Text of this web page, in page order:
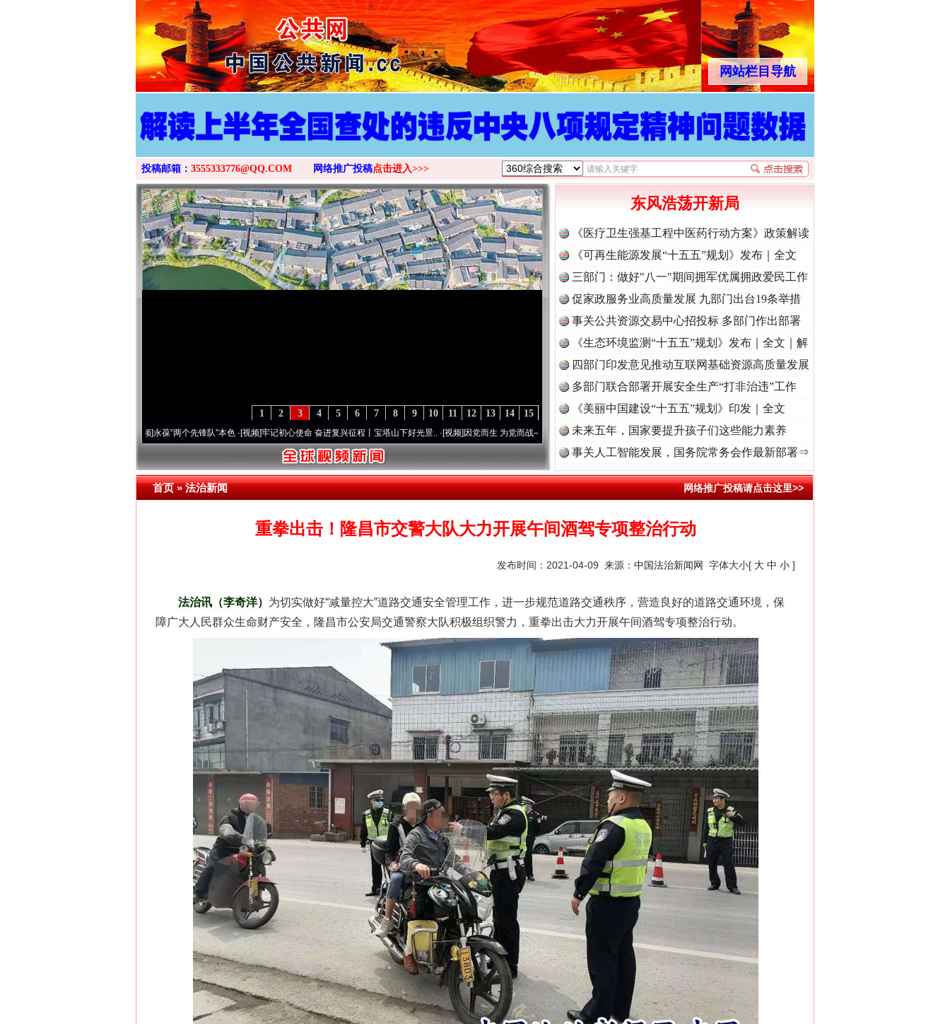
>
网站栏目导航
投稿邮箱： 3555333776@QQ.COM 网络推广投稿点击进入>>>
15
14
13
12
11
10
9
8
7
6
5
4
3
2
1
永葆“两个先锋队”本色·[视频]牢记初心使命 奋进复兴征程丨宝塔山下好光景..·[视频]因党而生 为党而战——百年“纪”事⑧加强纪律..·[视频]牢记初心使命 奋进复兴征程丨“转折之城”激荡..
东风浩荡开新局
《医疗卫生强基工程中医药行动方案》政策解读
《可再生能源发展“十五五”规划》发布｜全文
三部门：做好"八一"期间拥军优属拥政爱民工作
促家政服务业高质量发展 九部门出台19条举措
事关公共资源交易中心招投标 多部门作出部署
《生态环境监测“十五五”规划》发布｜全文｜解
读
四部门印发意见推动互联网基础资源高质量发展
多部门联合部署开展安全生产“打非治违”工作
《美丽中国建设“十五五”规划》印发｜全文
未来五年，国家要提升孩子们这些能力素养
事关人工智能发展，国务院常务会作最新部署⇒
首页»法治新闻 网络推广投稿请点击这里>>
重拳出击！隆昌市交警大队大力开展午间酒驾专项整治行动
发布时间：2021-04-09 来源： 中国法治新闻网 字体大小[ 大 中 小 ]
法治讯（李奇洋） 为切实做好“减量控大”道路交通安全管理工作，进一步规范道路交通秩序，营造良好的道路交通环境，保
障广大人民群众生命财产安全，隆昌市公安局交通警察大队积极组织警力，重拳出击大力开展午间酒驾专项整治行动。